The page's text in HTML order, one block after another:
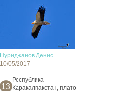
Нуриджанов Денис
10/05/2017
13
Республика
Каракалпакстан, плато